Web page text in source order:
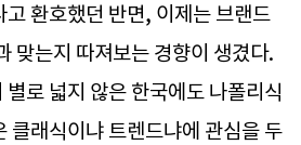
고 환호했던 반면, 이제는 브랜드
맞는지 따져보는 경향이 생겼다.
로 넓지 않은 한국에도 나폴리식
클래식이냐 트렌드냐에 관심을 두